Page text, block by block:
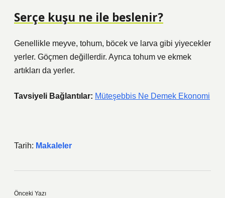
Serçe kuşu ne ile beslenir?
Genellikle meyve, tohum, böcek ve larva gibi yiyecekler
yerler. Göçmen değillerdir. Ayrıca tohum ve ekmek
artıkları da yerler.
Tavsiyeli Bağlantılar: Müteşebbis Ne Demek Ekonomi
Tarih: Makaleler
Önceki Yazı